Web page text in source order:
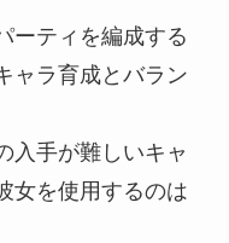
ーティを編成する
ャラ育成とバラン
入手が難しいキャ
女を使用するのは